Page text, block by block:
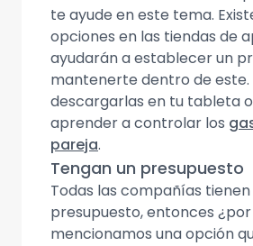
te ayude en este tema.
opciones en las tiendas de
ayudarán a establecer un
mantenerte dentro de este.
descargarlas en tu tableta
aprender a controlar los
pareja.
Tengan un presupuesto
Todas las compañías tienen
presupuesto, entonces ¿por
mencionamos una opción